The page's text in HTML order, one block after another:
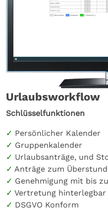
Urlaubsworkflow
Schlüsselfunktionen
Persönlicher Kalender
Gruppenkalender
Urlaubsanträge, und
Anträge zum
Genehmigung mit bis
Vertretung hinterlegbar
DSGVO Konform